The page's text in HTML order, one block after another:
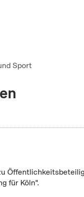
Sport
für Köln".